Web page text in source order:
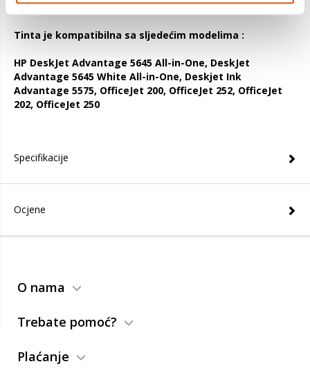
C2P11AE, No. 651, Ink Cartridge, Tri-colour
Tinta je kompatibilna sa sljedećim modelima :
HP DeskJet Advantage 5645 All-in-One, DeskJet
Advantage 5645 White All-in-One, Deskjet Ink
Advantage 5575, OfficeJet 200, OfficeJet 252, OfficeJet
202, OfficeJet 250
Specifikacije
Ocjene
O nama
Trebate pomoć?
Plaćanje